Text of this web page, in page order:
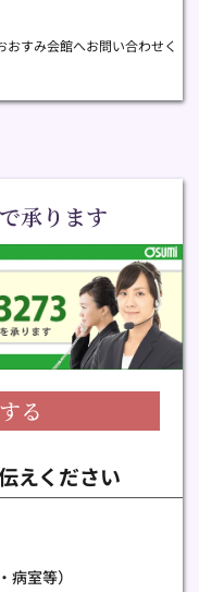
すみ会館へお問い合わせく
承ります
る
えください
病室等）